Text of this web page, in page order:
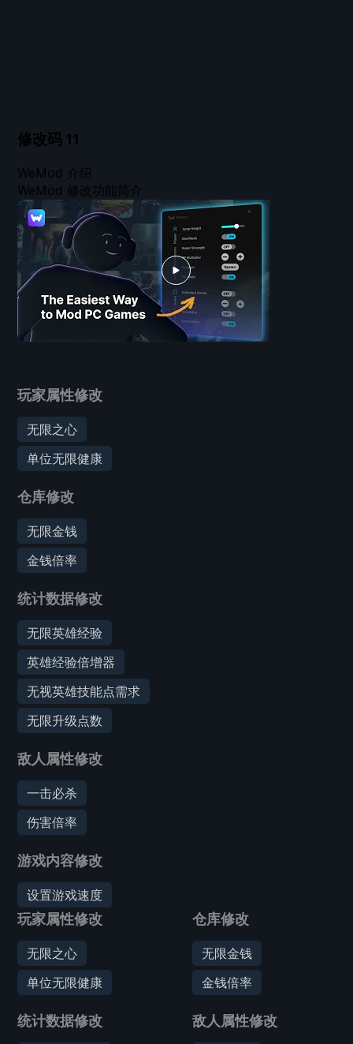
修改码 11
玩家属性修改
无限之心
单位无限健康
仓库修改
无限金钱
金钱倍率
统计数据修改
无限英雄经验
英雄经验倍增器
无视英雄技能点需求
无限升级点数
敌人属性修改
一击必杀
伤害倍率
游戏内容修改
设置游戏速度
玩家属性修改
无限之心
单位无限健康
统计数据修改
仓库修改
无限金钱
金钱倍率
敌人属性修改
WeMod 介绍
WeMod 修改功能简介